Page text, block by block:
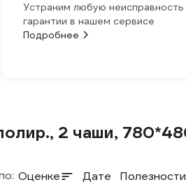
Устраним любую неисправность
гарантии в нашем сервисе
Подробнее
2 чаши,
Оценке Дате Полезности